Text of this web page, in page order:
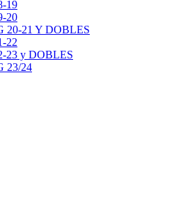
19
20
20-21 Y DOBLES
22
23 y DOBLES
23/24